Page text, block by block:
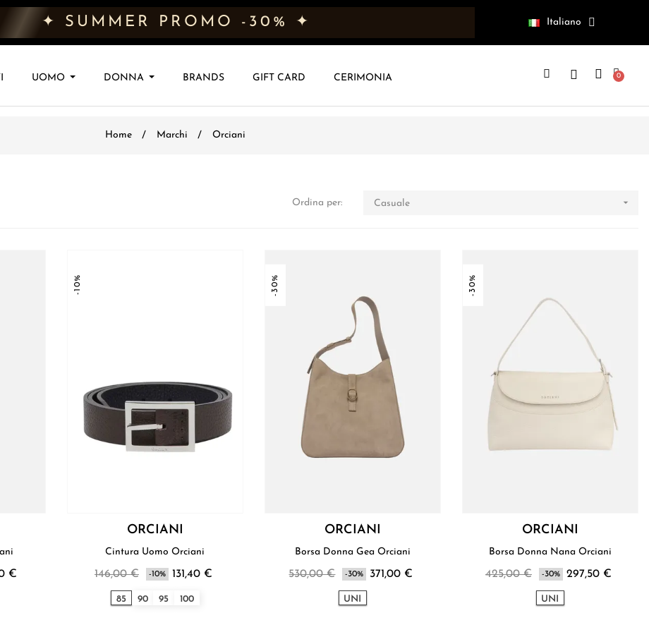
✦ SUMMER PROMO -30% ✦ Italiano
UOMO DONNA BRANDS GIFT CARD CERIMONIA
Home Marchi Orciani
Ordina per: Casuale 
Orciani
€
-10%
ORCIANI
Cintura Uomo Orciani
146,00 € -10% 131,40 €
85 90 95 100
-30%
ORCIANI
Borsa Donna Gea Orciani
530,00 € -30% 371,00 €
UNI
-30%
ORCIANI
Borsa Donna Nana Orciani
425,00 € -30% 297,50 €
UNI